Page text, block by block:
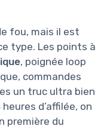
fou, mais il est
type. Les points à
, poignée loop
commandes
un truc ultra bien
d’affilée, on
première du